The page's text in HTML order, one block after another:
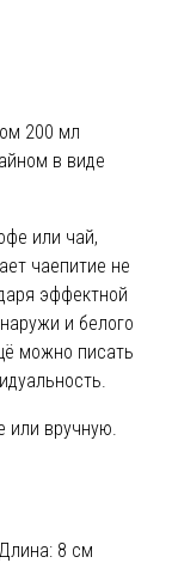
200 мл
в виде
или чай,
чаепитие не
эффектной
и белого
можно писать
или вручную.
8 см